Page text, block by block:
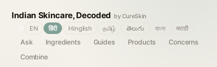
Indian Skincare, Decoded by CureSkin
Ask Ingredients Guides Products
Concerns
Combine
EN हिंदी Hinglish தமிழ் తెలుగు বাংলা मराठी